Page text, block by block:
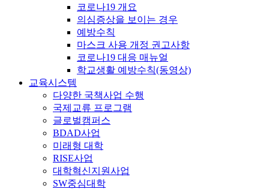
코로나19 개요
의심증상을 보이는 경우
예방수칙
마스크 사용 개정 권고사항
코로나19 대응 매뉴얼
학교생활 예방수칙(동영상)
교육시스템
다양한 국책사업 수행
국제교류 프로그램
글로벌캠퍼스
BDAD사업
미래형 대학
RISE사업
대학혁신지원사업
SW중심대학